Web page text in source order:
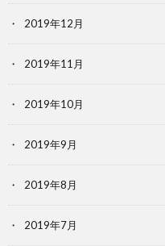
2019年12月
2019年11月
2019年10月
2019年9月
2019年8月
2019年7月